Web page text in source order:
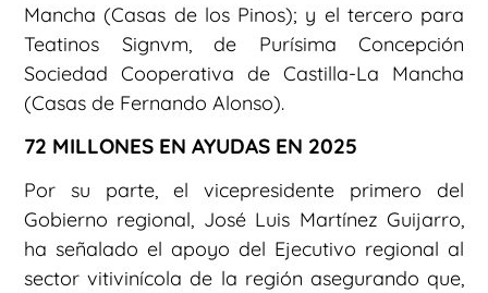
Mancha (Casas de los Pinos); y el tercero para
Teatinos Signvm, de Purísima Concepción
Sociedad Cooperativa de Castilla-La Mancha
(Casas de Fernando Alonso).
72 MILLONES EN AYUDAS EN 2025
Por su parte, el vicepresidente primero del
Gobierno regional, José Luis Martínez Guijarro,
ha señalado el apoyo del Ejecutivo regional al
sector vitivinícola de la región asegurando que,